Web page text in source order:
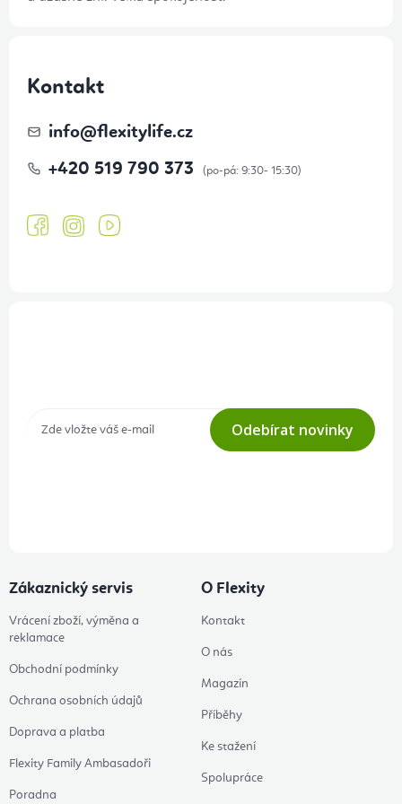
Kontakt
info@flexitylife.cz
+420 519 790 373
Odebírat novinky
Zákaznický servis
Vrácení zboží, výměna a
reklamace
Obchodní podmínky
Ochrana osobních údajů
Doprava a platba
Flexity Family Ambasadoři
Poradna
O Flexity
Kontakt
O nás
Magazín
Příběhy
Ke stažení
Spolupráce